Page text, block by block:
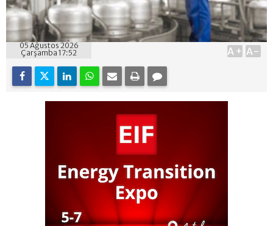
05 Ağustos 2026
Çarşamba 17:52
A+ A-